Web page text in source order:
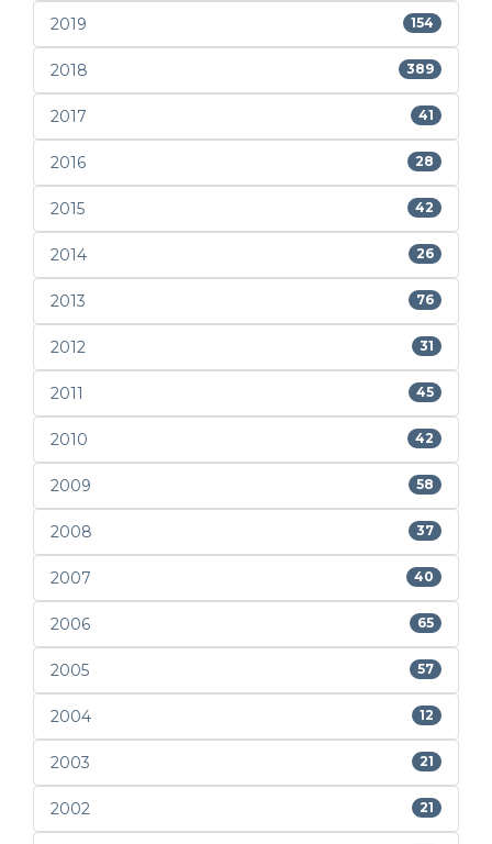
2019 154
2018 389
2017 41
2016 28
2015 42
2014 26
2013 76
2012 31
2011 45
2010 42
2009 58
2008 37
2007 40
2006 65
2005 57
2004 12
2003 21
2002 21